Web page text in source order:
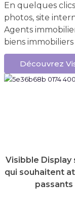
En quelques
photos, site
Agents
biens immobiliers
Découvrez
Visibble Display
qui souhaitent